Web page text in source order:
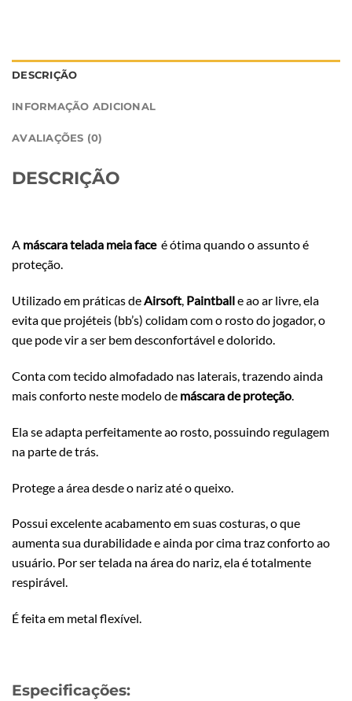
DESCRIÇÃO
INFORMAÇÃO ADICIONAL
AVALIAÇÕES (0)
DESCRIÇÃO
A máscara telada meia faceé ótima quando o assunto é
proteção.
Utilizado em práticas deAirsoft, Paintballe ao ar livre, ela
evita que projéteis (bb’s) colidam com o rosto do jogador, o
que pode vir a ser bem desconfortável e dolorido.
Conta com tecido almofadado nas laterais, trazendo ainda
mais conforto neste modelo de máscara de proteção.
Ela se adapta perfeitamente ao rosto, possuindo regulagem
na parte de trás.
Protege a área desde o nariz até o queixo.
Possui excelente acabamento em suas costuras, o que
aumenta sua durabilidade e ainda por cima traz conforto ao
usuário. Por ser telada na área do nariz, ela é totalmente
respirável.
É feita em metal flexível.
Especificações: